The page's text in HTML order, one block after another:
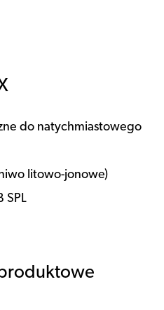
do natychmiastowego
litowo-jonowe)
SPL